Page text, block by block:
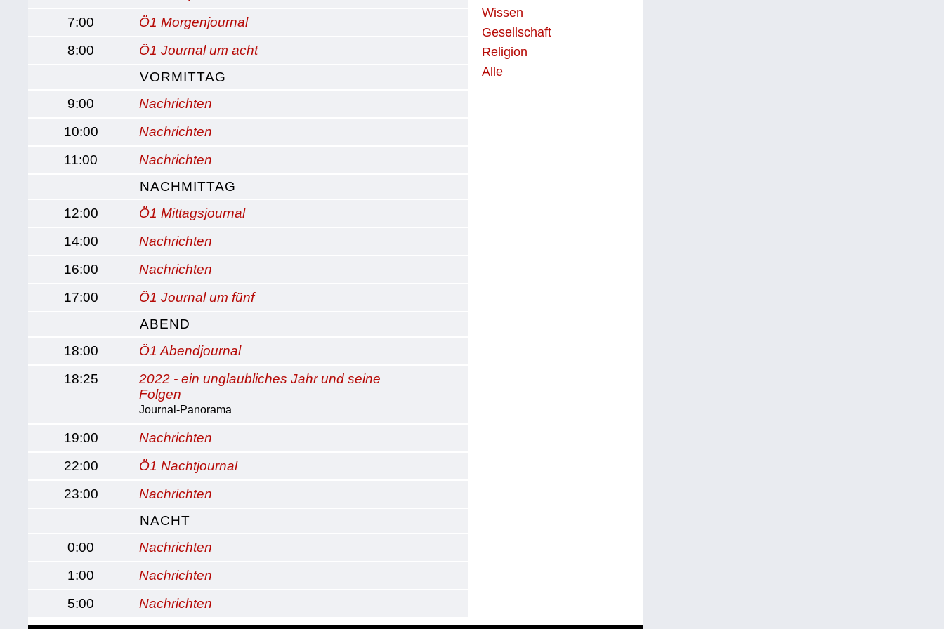
Wissen
Gesellschaft
Religion
Alle
7:00
Ö1 Morgenjournal
8:00
Ö1 Journal um acht
VORMITTAG
9:00
Nachrichten
10:00
Nachrichten
11:00
Nachrichten
NACHMITTAG
12:00
Ö1 Mittagsjournal
14:00
Nachrichten
16:00
Nachrichten
17:00
Ö1 Journal um fünf
ABEND
18:00
Ö1 Abendjournal
18:25
2022 - ein unglaubliches Jahr und seine
Folgen
Journal-Panorama
19:00
Nachrichten
22:00
Ö1 Nachtjournal
23:00
Nachrichten
NACHT
0:00
Nachrichten
1:00
Nachrichten
5:00
Nachrichten